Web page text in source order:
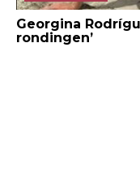
Georgina
rondingen’